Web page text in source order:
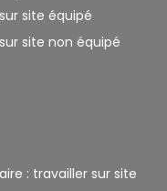
site équipé
site non équipé
: travailler sur site